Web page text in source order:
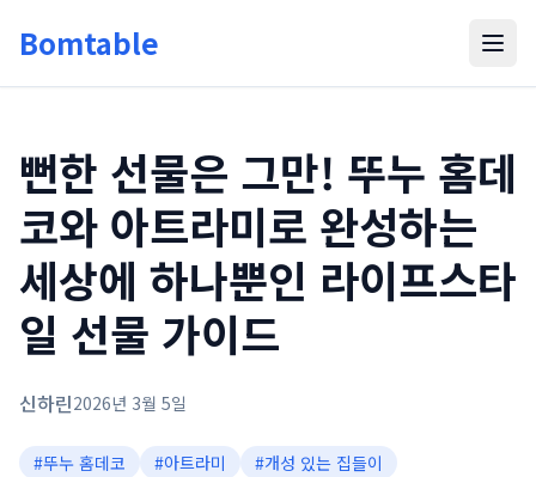
Bomtable
뻔한 선물은 그만! 뚜누 홈데
코와 아트라미로 완성하는
세상에 하나뿐인 라이프스타
일 선물 가이드
신하린2026년 3월 5일
#뚜누 홈데코 #아트라미 #개성 있는 집들이